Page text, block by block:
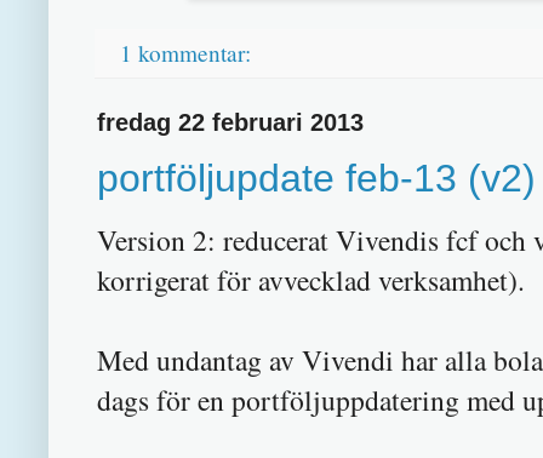
1 kommentar:
fredag 22 februari 2013
portföljupdate feb-13 (v2)
Version 2: reducerat Vivendis fcf och
korrigerat för avvecklad verksamhet).
Med undantag av Vivendi har alla
dags för en portföljuppdatering med